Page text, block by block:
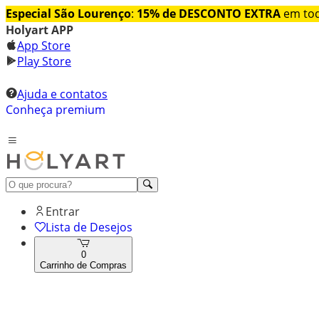
Especial São Lourenço: 15% de DESCONTO EXTRA em
Holyart APP
App Store
Play Store
Ajuda e contatos
Conheça premium
Entrar
Lista de Desejos
0
Carrinho de Compras